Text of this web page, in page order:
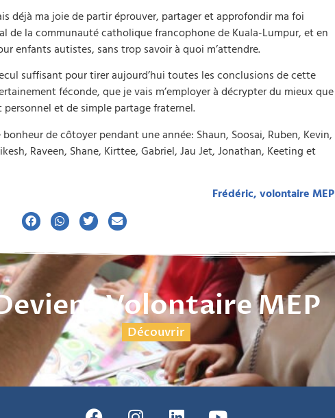
déjà ma joie de partir éprouver, partager et approfondir ma foi
de la communauté catholique francophone de Kuala-Lumpur, et en
enfants autistes, sans trop savoir à quoi m’attendre.
suffisant pour tirer aujourd’hui toutes les conclusions de cette
féconde, que je vais m’employer à décrypter du mieux que
et de simple partage fraternel.
de côtoyer pendant une année: Shaun, Soosai, Ruben, Kevin,
Raveen, Shane, Kirttee, Gabriel, Jau Jet, Jonathan, Keeting et
Frédéric, volontaire MEP
Volontaire MEP
Découvrir